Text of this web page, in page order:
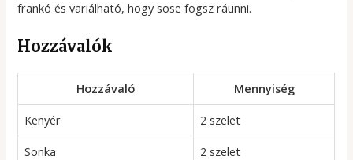
frankó és variálható, hogy sose fogsz ráunni.
Hozzávalók
Hozzávaló
Mennyiség
Kenyér
2 szelet
Sonka
2 szelet